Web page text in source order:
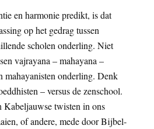
en harmonie predikt, is dat
op het gedrag tussen
scholen onderling. Niet
vajrayana – mahayana –
mahayanisten onderling. Denk
– versus de zenschool.
Kabeljauwse twisten in ons
of andere, mede door Bijbel-